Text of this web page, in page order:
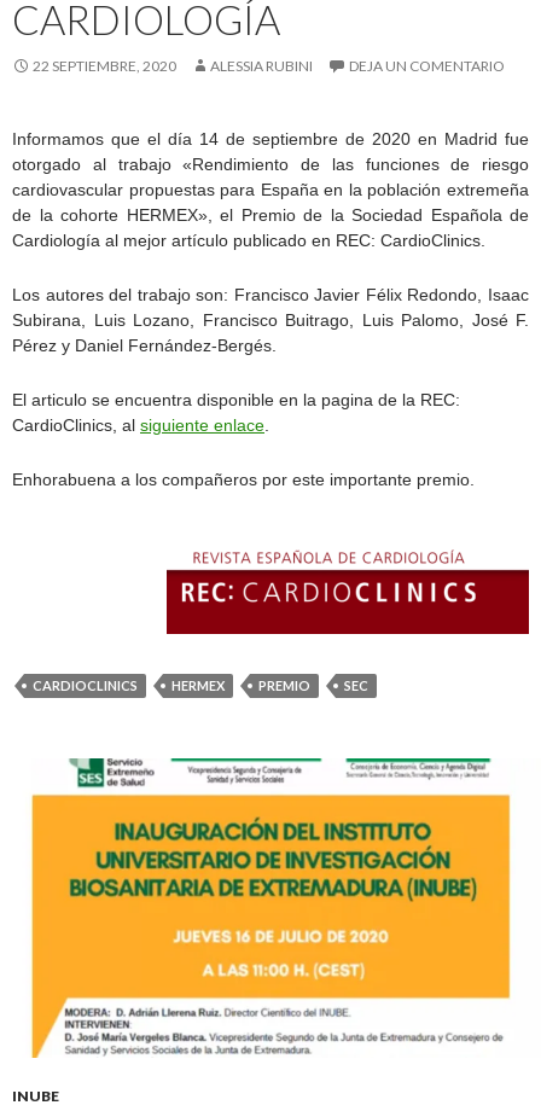
CARDIOLOGÍA
22 SEPTIEMBRE, 2020 ALESSIA RUBINI DEJA UN COMENTARIO
Informamos que el día 14 de septiembre de 2020 en Madrid fue
otorgado al trabajo «Rendimiento de las funciones de riesgo
cardiovascular propuestas para España en la población extremeña
de la cohorte HERMEX», el Premio de la Sociedad Española de
Cardiología al mejor artículo publicado en REC: CardioClinics.
Los autores del trabajo son: Francisco Javier Félix Redondo, Isaac
Subirana, Luis Lozano, Francisco Buitrago, Luis Palomo, José F.
Pérez y Daniel Fernández-Bergés.
El articulo se encuentra disponible en la pagina de la REC:
CardioClinics, al siguiente enlace
Enhorabuena a los compañeros por este importante premio.
CARDIOCLINICS HERMEX PREMIO SEC
INUBE